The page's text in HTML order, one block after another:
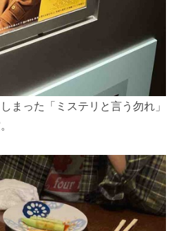
まった「ミステリと言う勿れ」